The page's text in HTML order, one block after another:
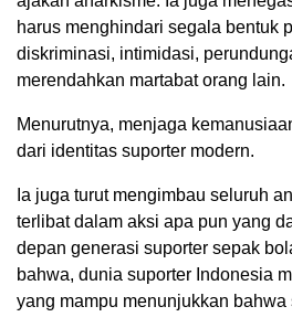
harus menghindari segala bentuk
diskriminasi, intimidasi,
merendahkan martabat orang lain.
Menurutnya, menjaga
dari identitas suporter modern.
Ia juga turut mengimbau seluruh
terlibat dalam aksi apa pun yang
depan generasi suporter sepak
bahwa, dunia suporter Indonesia
yang mampu menunjukkan